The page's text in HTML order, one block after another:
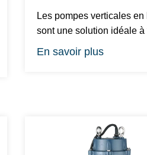
Les pompes verticales en
sont une solution idéale à
En savoir plus